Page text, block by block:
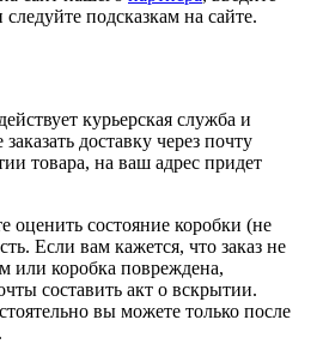
подсказкам на сайте.
курьерская служба и
доставку через почту
товара, на ваш адрес придет
оценить состояние коробки (не
Если вам кажется, что заказ не
или коробка повреждена,
составить акт о вскрытии.
вы можете только после